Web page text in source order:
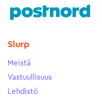
Slurp
Meistä
Vastuullisuus
Lehdistö